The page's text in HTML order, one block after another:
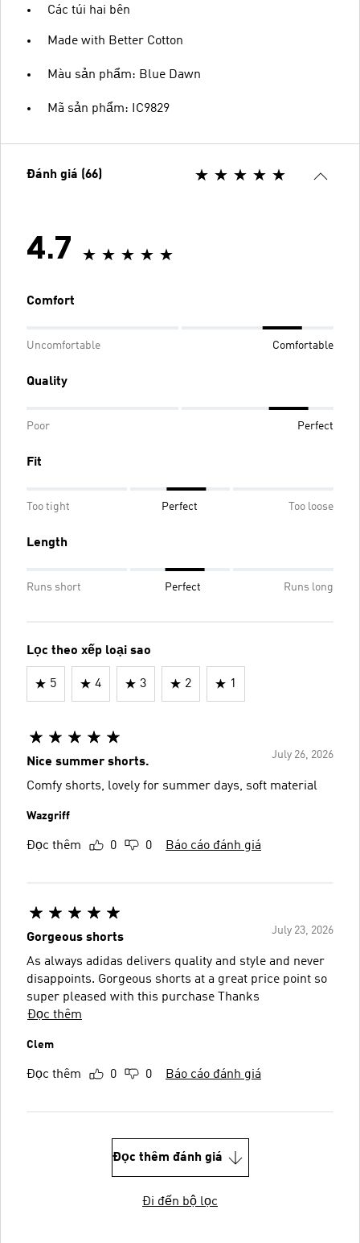
Các túi hai bên
Made with Better Cotton
Màu sản phẩm: Blue Dawn
Mã sản phẩm: IC9829
Đánh giá (66)
4.7
Comfort
Uncomfortable Comfortable
Quality
Poor Perfect
Fit
Too tight Perfect Too loose
Length
Runs short Perfect Runs long
Lọc theo xếp loại sao
5 4 3 2 1
July 26, 2026
Nice summer shorts.
Comfy shorts, lovely for summer days, soft material
Wazgriff
Đọc thêm 0 0 Báo cáo đánh giá
July 23, 2026
Gorgeous shorts
As always adidas delivers quality and style and never
disappoints. Gorgeous shorts at a great price point so
super pleased with this purchase Thanks
Đọc thêm
Clem
Đọc thêm 0 0 Báo cáo đánh giá
Đọc thêm đánh giá
Đi đến bộ lọc